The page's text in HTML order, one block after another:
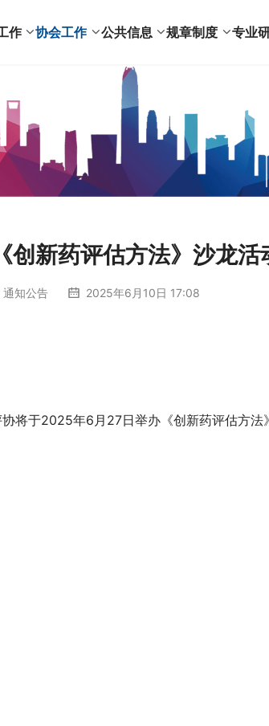
作 协会工作 公共信息 规章制度 专业
创新药评估方法》沙龙活
通知公告 2025年6月10日 17:08
将于2025年6月27日举办《创新药评估方法